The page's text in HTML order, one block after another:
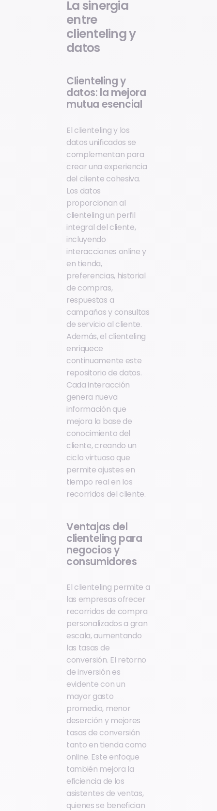
La sinergia
entre
clienteling y
datos
Clienteling y
datos: la mejora
mutua esencial
El clienteling y los
datos unificados se
complementan para
crear una experiencia
del cliente cohesiva.
Los datos
proporcionan al
clienteling un perfil
integral del cliente,
incluyendo
interacciones online y
en tienda,
preferencias, historial
de compras,
respuestas a
campañas y consultas
de servicio al cliente.
Además, el clienteling
enriquece
continuamente este
repositorio de datos.
Cada interacción
genera nueva
información que
mejora la base de
conocimiento del
cliente, creando un
ciclo virtuoso que
permite ajustes en
tiempo real en los
recorridos del cliente.
Ventajas del
clienteling para
negocios y
consumidores
El clienteling permite a
las empresas ofrecer
recorridos de compra
personalizados a gran
escala, aumentando
las tasas de
conversión. El retorno
de inversión es
evidente con un
mayor gasto
promedio, menor
deserción y mejores
tasas de conversión
tanto en tienda como
online. Este enfoque
también mejora la
eficiencia de los
asistentes de ventas,
quienes se benefician